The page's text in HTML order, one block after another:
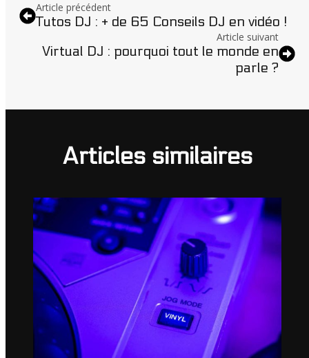
Article précédent
Tutos DJ : + de 65 Conseils DJ en vidéo !
Article suivant
Virtual DJ : pourquoi tout le monde en
parle ?
Articles similaires